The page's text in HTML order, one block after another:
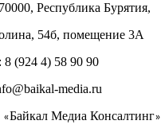
Республика Бурятия,
54б, помещение 3А
(924 4) 58 90 90
media.ru
«Байкал Медиа Консалтинг»